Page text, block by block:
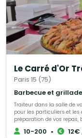
Le Carré d'Or
Paris 15 (75)
Traiteur dans la salle de
pour les particuliers et les entreprises : Nous
préparation de vos repas,
d'entrepises, ou
votre lieu de travail ou de
10-200 • 12€